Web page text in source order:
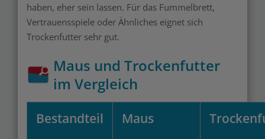
haben, eher sein lassen. Für das Fummelbrett,
Vertrauensspiele oder Ähnliches eignet sich
Trockenfutter sehr gut.
Maus und Trockenfutter
im Vergleich
Bestandteil Maus